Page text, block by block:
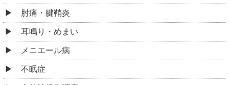
肘痛・腱鞘炎
耳鳴り・めまい
メニエール病
不眠症